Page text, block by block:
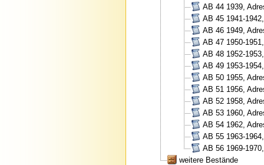
AB 44 1939,
AB 45 1941-
AB 46 1949,
AB 47 1950-
AB 48 1952-
AB 49 1953-
AB 50 1955,
AB 51 1956,
AB 52 1958,
AB 53 1960,
AB 54 1962,
AB 55 1963-
AB 56 1969-
weitere Bestände